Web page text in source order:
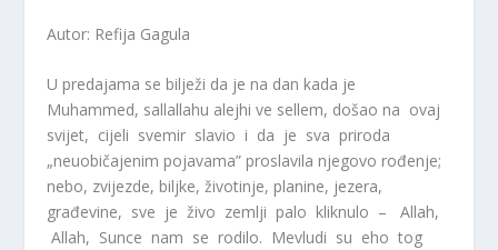
Autor: Refija Gagula
U predajama se bilježi da je na dan kada je
Muhammed, sallallahu alejhi ve sellem, došao na ovaj
svijet, cijeli svemir slavio i da je sva priroda
„neuobičajenim pojavama” proslavila njegovo rođenje;
nebo, zvijezde, biljke, životinje, planine, jezera,
građevine, sve je živo zemlji palo kliknulo – Allah,
Allah, Sunce nam se rodilo. Mevludi su eho tog